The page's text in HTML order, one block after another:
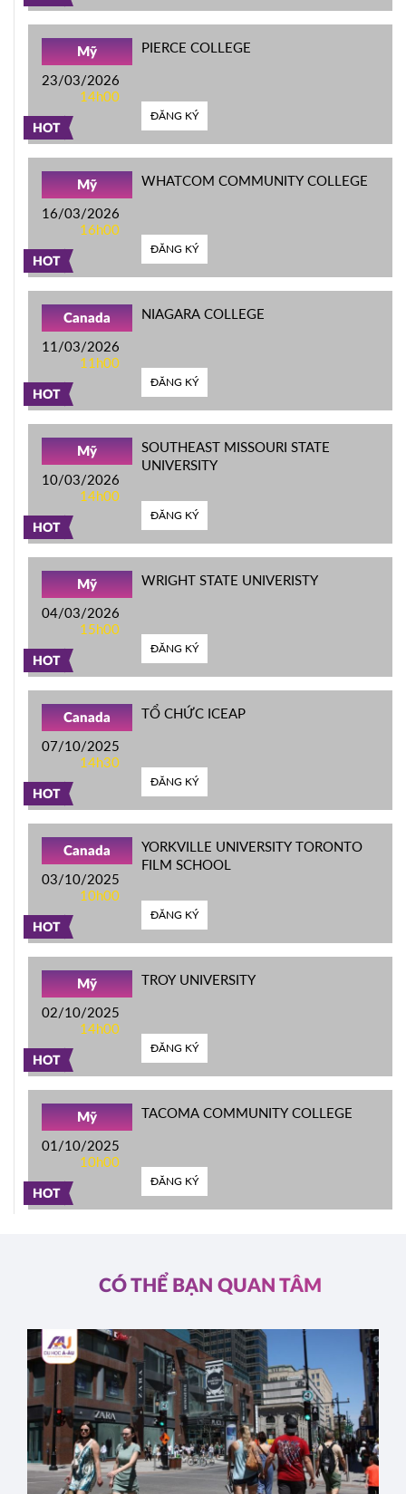
HOT
Mỹ
23/03/2026
14h00
PIERCE COLLEGE
ĐĂNG KÝ
HOT
Mỹ
16/03/2026
16h00
WHATCOM COMMUNITY COLLEGE
ĐĂNG KÝ
HOT
Canada
11/03/2026
11h00
NIAGARA COLLEGE
ĐĂNG KÝ
HOT
Mỹ
10/03/2026
14h00
SOUTHEAST MISSOURI STATE
UNIVERSITY
ĐĂNG KÝ
HOT
Mỹ
04/03/2026
15h00
WRIGHT STATE UNIVERISTY
ĐĂNG KÝ
HOT
Canada
07/10/2025
14h30
TỔ CHỨC ICEAP
ĐĂNG KÝ
HOT
Canada
03/10/2025
10h00
YORKVILLE UNIVERSITY TORONTO
FILM SCHOOL
ĐĂNG KÝ
HOT
Mỹ
02/10/2025
14h00
TROY UNIVERSITY
ĐĂNG KÝ
HOT
Mỹ
01/10/2025
10h00
TACOMA COMMUNITY COLLEGE
ĐĂNG KÝ
CÓ THỂ BẠN QUAN TÂM